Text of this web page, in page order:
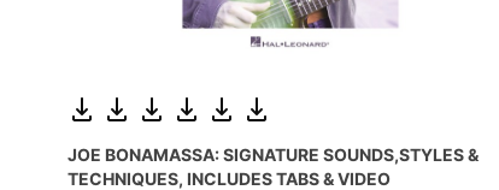
JOE BONAMASSA: SIGNATURE SOUNDS,STYLES &
TECHNIQUES, INCLUDES TABS & VIDEO